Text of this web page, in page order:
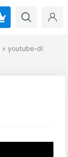
» youtube-dl